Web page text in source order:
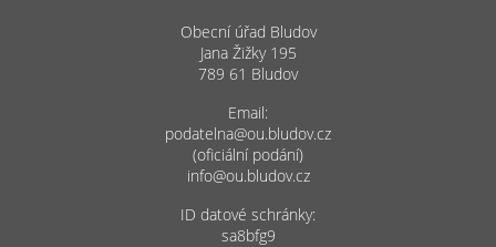
Obecní úřad Bludov
Jana Žižky 195
789 61 Bludov
Email:
podatelna@ou.bludov.cz
(oficiální podání)
info@ou.bludov.cz
ID datové schránky:
sa8bfg9